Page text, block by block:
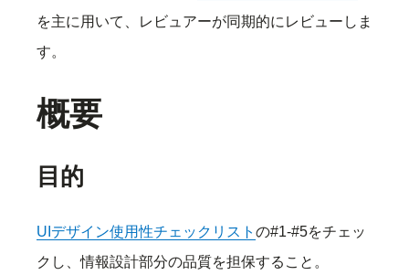
を主に用いて、レビュアーが同期的にレビューしま
す。
概要
目的
UIデザイン使用性チェックリスト の#1-#5をチェッ
クし、情報設計部分の品質を担保すること。